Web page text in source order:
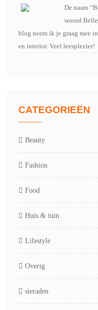
De naam
woord
blog neem ik je graag mee
en interior. Veel leesplezier!
CATEGORIEËN
Beauty
Fashion
Food
Huis & tuin
Lifestyle
Overig
sieraden